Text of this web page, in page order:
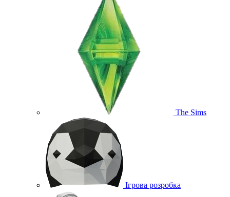
The Sims
Ігрова розробка